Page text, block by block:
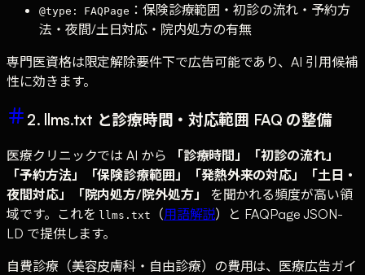
@type: FAQPage ：保険診療範囲・初診の流れ・予約方
法・夜間/土日対応・院内処方の有無
専門医資格は限定解除要件下で広告可能であり、AI 引用候補
性に効きます。
2. llms.txt と診療時間・対応範囲 FAQ の整備
医療クリニックでは AI から
「診療時間」「初診の流れ」
「予約方法」「保険診療範囲」「発熱外来の対応」「土日・
夜間対応」「院内処方/院外処方」
を聞かれる頻度が高い領
域です。これを llms.txt （用語解説）と FAQPage JSON-
LD で提供します。
自費診療（美容皮膚科・自由診療）の費用は、医療広告ガイ